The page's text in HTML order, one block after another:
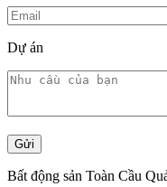
Dự án
Bất động sản Toàn Cầu